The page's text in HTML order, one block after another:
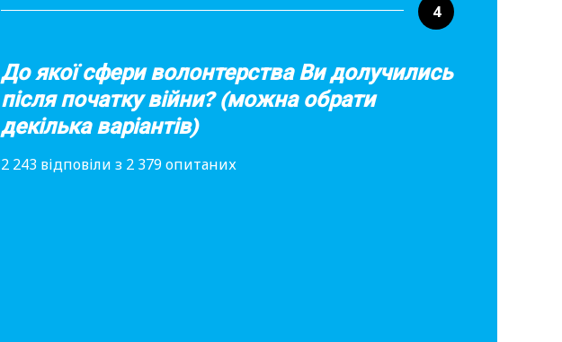
4
До якої сфери волонтерства Ви долучились
після початку війни? (можна обрати
декілька варіантів)
2 243 відповіли з 2 379 опитаних